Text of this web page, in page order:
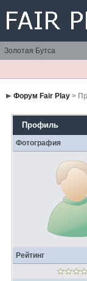
Золотая Бутса
Форум Fair Play>
Профиль
Фотография
Рейтинг